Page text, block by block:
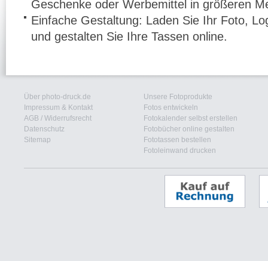
Geschenke oder Werbemittel in größeren
Einfache Gestaltung: Laden Sie Ihr Foto,
und gestalten Sie Ihre Tassen online.
Über photo-druck.de
Impressum & Kontakt
AGB / Widerrufsrecht
Datenschutz
Sitemap
Unsere Fotoprodukte
Fotos entwickeln
Fotokalender selbst erstellen
Fotobücher online gestalten
Fototassen bestellen
Fotoleinwand drucken